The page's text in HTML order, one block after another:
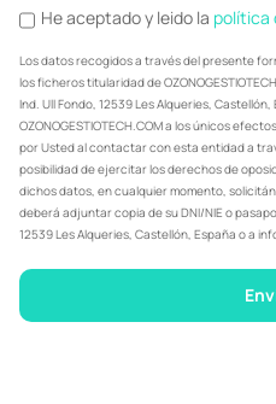
He aceptado y leido la política
Los datos recogidos a través del presente
los ficheros titularidad de
Ind. Ull Fondo, 12539 Les Alqueries,
OZONOGESTIOTECH.COM a los únicos
por Usted al contactar con esta entidad a
posibilidad de ejercitar los derechos de
dichos datos, en cualquier momento,
deberá adjuntar copia de su DNI/NIE o
12539 Les Alqueries, Castellón, España o a